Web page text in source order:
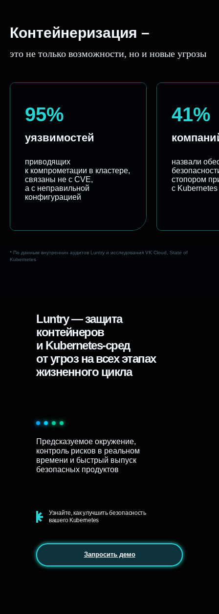
Контейнеризация –
это не только возможности, но и новые угрозы
95%
уязвимостей
приводящих
к компрометации в кластере,
связаны не с CVE,
а с неправильной
конфигурацией
41%
назвали
стопором
с Kubernetes
* По данным внутренних аудитов Luntry и исследования VK Cloud, State of
Kubernetes
Предсказуемое окружение,
контроль рисков в реальном
времени и быстрый выпуск
безопасных продуктов
Luntry — защита
контейнеров
и Kubernetes-сред
от угроз на всех этапах
жизненного цикла
Узнайте, как улучшить безопасность
вашего Kubernetes
Запросить демо